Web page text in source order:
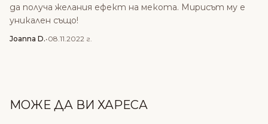
да получа желания ефект на мекота. Мирисът му е
уникален също!
Joanna D.•08.11.2022 г.
МОЖЕ ДА ВИ ХАРЕСА